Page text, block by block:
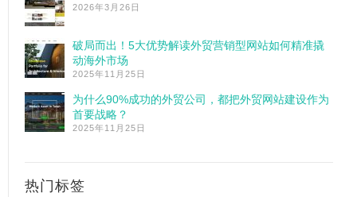
2026年3月26日
破局而出！5大优势解读外贸营销型网站如何精准撬
动海外市场
2025年11月25日
为什么90%成功的外贸公司，都把外贸网站建设作为
首要战略？
2025年11月25日
热门标签